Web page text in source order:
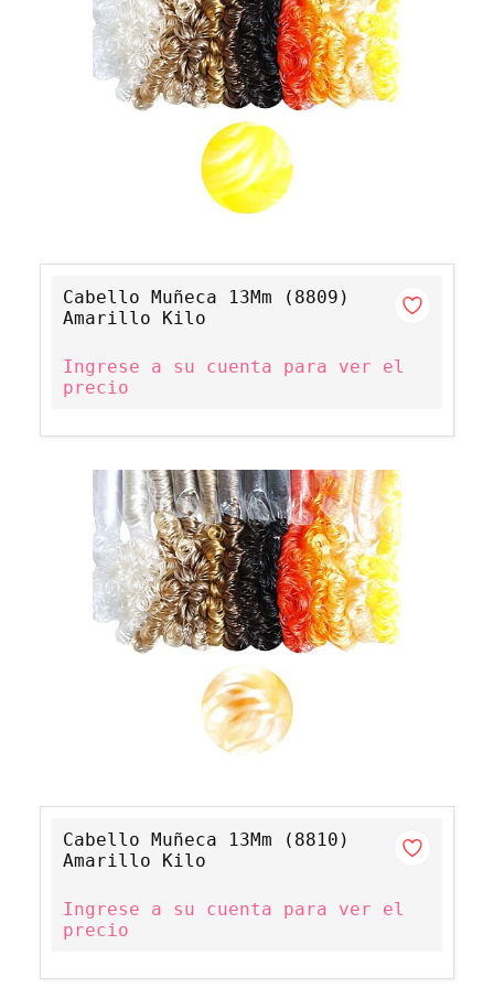
Cabello Muñeca 13Mm (8809)
Amarillo Kilo
Ingrese a su cuenta para ver el
precio
Cabello Muñeca 13Mm (8810)
Amarillo Kilo
Ingrese a su cuenta para ver el
precio